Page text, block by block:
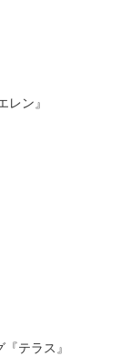
レン』
テラス』